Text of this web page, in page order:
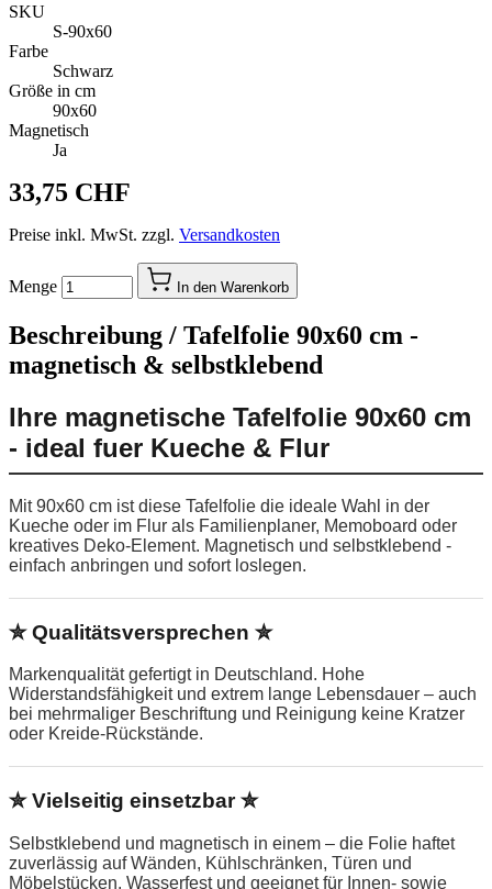
SKU
S-90x60
Farbe
Schwarz
Größe in cm
90x60
Magnetisch
Ja
33,75 CHF
Preise inkl. MwSt. zzgl. Versandkosten
Menge In den Warenkorb
Beschreibung / Tafelfolie 90x60 cm -
magnetisch & selbstklebend
Ihre magnetische Tafelfolie 90x60 cm
- ideal fuer Kueche & Flur
Mit 90x60 cm ist diese Tafelfolie die ideale Wahl in der
Kueche oder im Flur als Familienplaner, Memoboard oder
kreatives Deko-Element. Magnetisch und selbstklebend -
einfach anbringen und sofort loslegen.
✮ Qualitätsversprechen ✮
Markenqualität gefertigt in Deutschland. Hohe
Widerstandsfähigkeit und extrem lange Lebensdauer – auch
bei mehrmaliger Beschriftung und Reinigung keine Kratzer
oder Kreide-Rückstände.
✮ Vielseitig einsetzbar ✮
Selbstklebend und magnetisch in einem – die Folie haftet
zuverlässig auf Wänden, Kühlschränken, Türen und
Möbelstücken. Wasserfest und geeignet für Innen- sowie